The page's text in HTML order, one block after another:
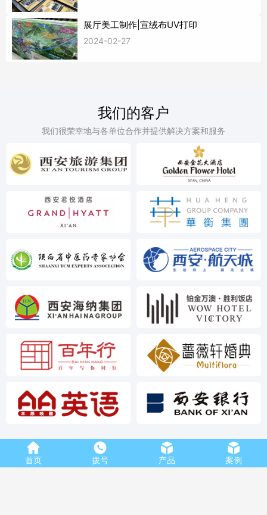
展厅美工制作|宣绒布UV打印
2024-02-27
我们的客户
我们很荣幸地与各单位合作并提供解决方案和服务
首页 拨号 产品 案例